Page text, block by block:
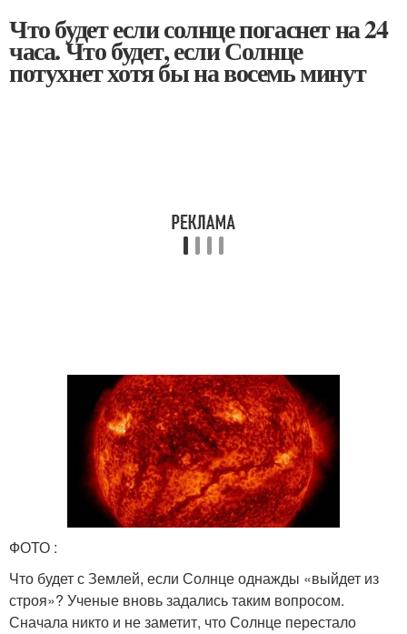
Что будет если солнце погаснет на 24
часа. Что будет, если Солнце
потухнет хотя бы на восемь минут
ФОТО :
Что будет с Землей, если Солнце однажды «выйдет из
строя»? Ученые вновь задались таким вопросом.
Сначала никто и не заметит, что Солнце перестало